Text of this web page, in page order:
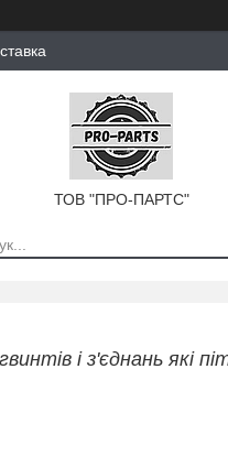
ТОВ "ПРО-ПАРТС"
і з'єднань